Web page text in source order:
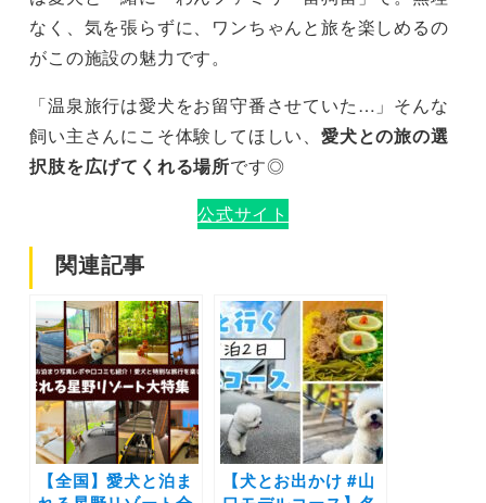
なく、気を張らずに、ワンちゃんと旅を楽しめるの
がこの施設の魅力です。
「温泉旅行は愛犬をお留守番させていた…」そんな
飼い主さんにこそ体験してほしい、 愛犬との旅の選
択肢を広げてくれる場所です◎
公式サイト
関連記事
【全国】愛犬と泊ま
【犬とお出かけ #山